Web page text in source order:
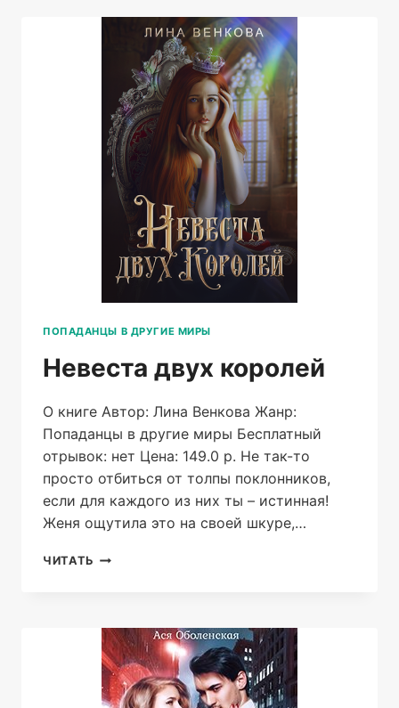
ПОПАДАНЦЫ В ДРУГИЕ МИРЫ
Невеста двух королей
О книге Автор: Лина Венкова Жанр:
Попаданцы в другие миры Бесплатный
отрывок: нет Цена: 149.0 р. Не так-то
просто отбиться от толпы поклонников,
если для каждого из них ты – истинная!
Женя ощутила это на своей шкуре,…
ЧИТАТЬ НЕВЕСТА